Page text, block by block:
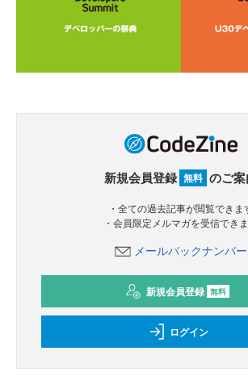
新規会員登録 無料 のご
・全ての過去記事が閲覧できま
・会員限定メルマガを受信でき
メールバックナンバー
新規会員登録 無料
ログイン